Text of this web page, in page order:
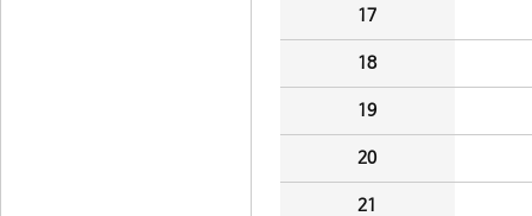
17
18
19
20
21